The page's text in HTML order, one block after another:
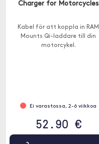
Charger for Motorcycles
Kabel för att koppla in RAM
Mounts Qi-laddare till din
motorcykel.
Ei varastossa, 2-6 viikkoa
52.90 €